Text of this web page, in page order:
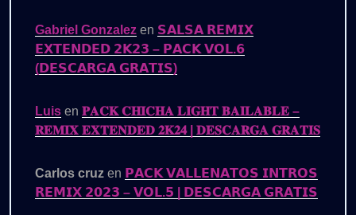
Gabriel Gonzalez en 𝗦𝗔𝗟𝗦𝗔 𝗥𝗘𝗠𝗜𝗫
𝗘𝗫𝗧𝗘𝗡𝗗𝗘𝗗 𝟮𝗞𝟮𝟯 – 𝗣𝗔𝗖𝗞 𝗩𝗢𝗟.𝟲
(𝗗𝗘𝗦𝗖𝗔𝗥𝗚𝗔 𝗚𝗥𝗔𝗧𝗜𝗦)
Luis en 𝐏𝐀𝐂𝐊 𝐂𝐇𝐈𝐂𝐇𝐀 𝐋𝐈𝐆𝐇𝐓 𝐁𝐀𝐈𝐋𝐀𝐁𝐋𝐄 –
𝐑𝐄𝐌𝐈𝐗 𝐄𝐗𝐓𝐄𝐍𝐃𝐄𝐃 𝟐𝐊𝟐𝟒 | 𝐃𝐄𝐒𝐂𝐀𝐑𝐆𝐀 𝐆𝐑𝐀𝐓𝐈𝐒
Carlos cruz en 𝗣𝗔𝗖𝗞 𝗩𝗔𝗟𝗟𝗘𝗡𝗔𝗧𝗢𝗦 𝗜𝗡𝗧𝗥𝗢𝗦
𝗥𝗘𝗠𝗜𝗫 𝟮𝟬𝟮𝟯 – 𝗩𝗢𝗟.𝟱 | 𝗗𝗘𝗦𝗖𝗔𝗥𝗚𝗔 𝗚𝗥𝗔𝗧𝗜𝗦